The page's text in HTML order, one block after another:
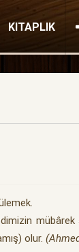
KITAPLIK
olur.